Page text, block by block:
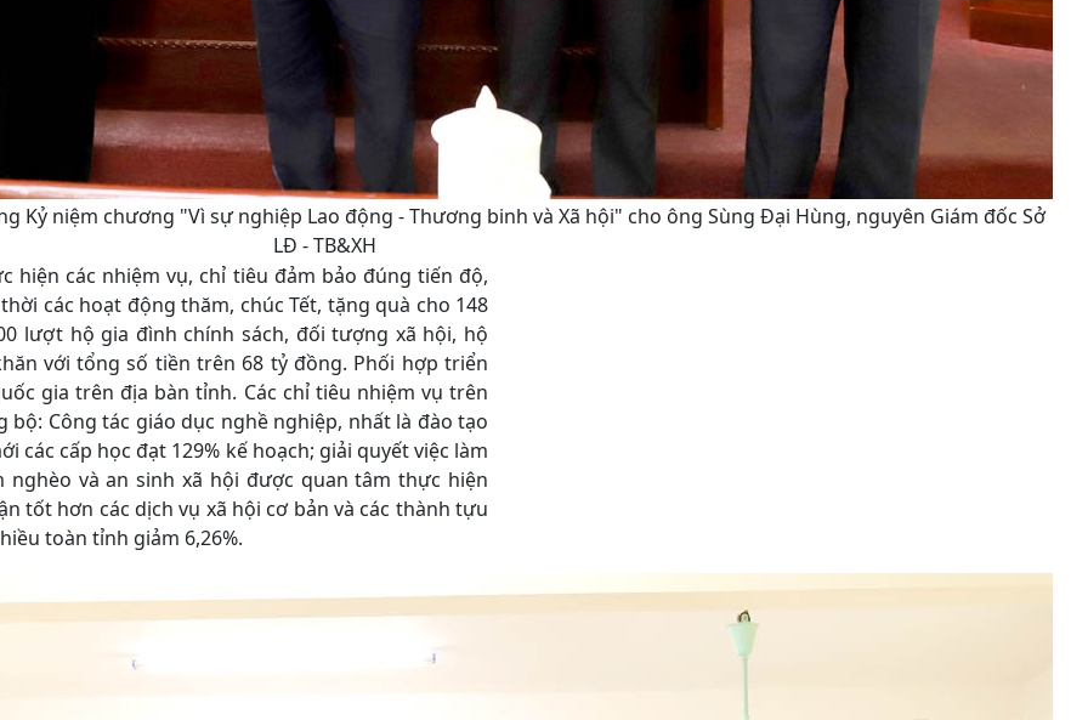
Kỷ niệm chương "Vì sự nghiệp Lao động - Thương binh và Xã hội" cho ông Sùng Đại Hùng, nguyên Giám đốc Sở
LĐ - TB&XH
hiện các nhiệm vụ, chỉ tiêu đảm bảo đúng tiến độ,
các hoạt động thăm, chúc Tết, tặng quà cho 148
lượt hộ gia đình chính sách, đối tượng xã hội, hộ
với tổng số tiền trên 68 tỷ đồng. Phối hợp triển
gia trên địa bàn tỉnh. Các chỉ tiêu nhiệm vụ trên
Công tác giáo dục nghề nghiệp, nhất là đào tạo
các cấp học đạt 129% kế hoạch; giải quyết việc làm
nghèo và an sinh xã hội được quan tâm thực hiện
tốt hơn các dịch vụ xã hội cơ bản và các thành tựu
toàn tỉnh giảm 6,26%.